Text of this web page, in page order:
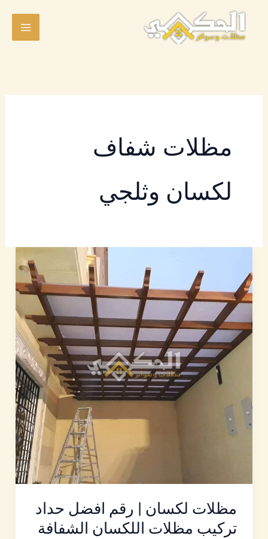
تخطي
مظلات شفاف
لكسان وثلجي
مظلات لكسان | رقم افضل حداد
تركيب مظلات اللكسان الشفافة
|
رقم
افضل
حداد
تركيب
مظلات
اللكسان
الشفافة